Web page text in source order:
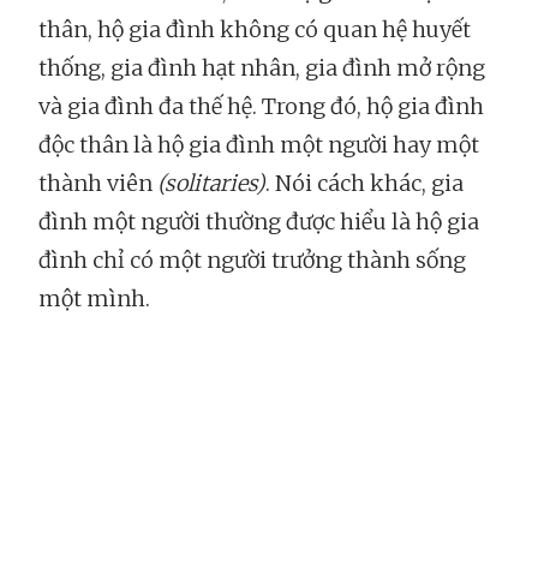
thân, hộ gia đình không có quan hệ huyết
thống, gia đình hạt nhân, gia đình mở rộng
và gia đình đa thế hệ. Trong đó, hộ gia đình
độc thân là hộ gia đình một người hay một
thành viên (solitaries). Nói cách khác, gia
đình một người thường được hiểu là hộ gia
đình chỉ có một người trưởng thành sống
một mình.